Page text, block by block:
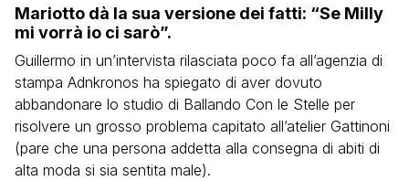
Mariotto dà la sua versione dei fatti: “Se Milly
mi vorrà io ci sarò”.
Guillermo in un’intervista rilasciata poco fa all’agenzia di
stampa Adnkronos ha spiegato di aver dovuto
abbandonare lo studio di Ballando Con le Stelle per
risolvere un grosso problema capitato all’atelier Gattinoni
(pare che una persona addetta alla consegna di abiti di
alta moda si sia sentita male).